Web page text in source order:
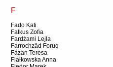
F
Fado Kati
Falkus Zofia
Fardżami Lejla
Farrochzâd Foruq
Fazan Teresa
Fiałkowska Anna